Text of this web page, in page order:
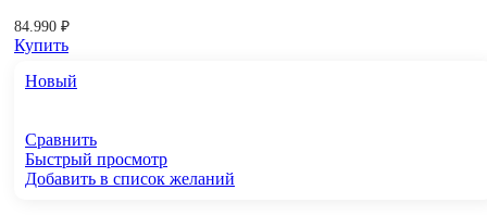
84.990 ₽
Купить
Новый
Сравнить
Быстрый просмотр
Добавить в список желаний